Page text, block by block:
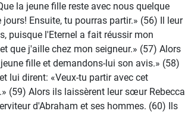
la jeune fille reste avec nous quelque
Ensuite, tu pourras partir.» (56) Il leur
puisque l'Eternel a fait réussir mon
que j'aille chez mon seigneur.» (57) Alors
fille et demandons-lui son avis.» (58)
lui dirent: «Veux-tu partir avec cet
(59) Alors ils laissèrent leur sœur Rebecca
d'Abraham et ses hommes. (60) Ils